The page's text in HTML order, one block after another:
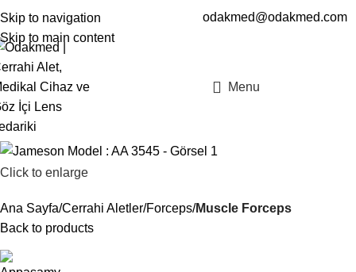
Skip to navigation
Skip to main content
ENTR odakmed@odakmed.com
Menu
Click to enlarge
Ana Sayfa Cerrahi Aletler Forceps Muscle Forceps
Back to products